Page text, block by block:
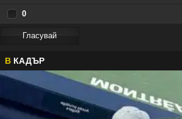
ме хваща ? Само не разбирам тия дето
ПРОСТАК СИ РОДЕН И ТАКЪВ ЩЕ
ИЗЧЕЗНЕШ ОТ ТОЗИ СВЯТ В СКОРО
Мароканските бургии
няма да питат ти и урсулка от кои сте. Карат
Европа
Тук поне ти провървя, Жоре😆
ккккккк
0
В КАДЪР